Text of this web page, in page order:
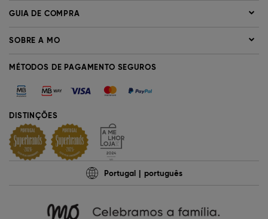
GUIA DE COMPRA
SOBRE A MO
MÉTODOS DE PAGAMENTO SEGUROS
DISTINÇÕES
Portugal português